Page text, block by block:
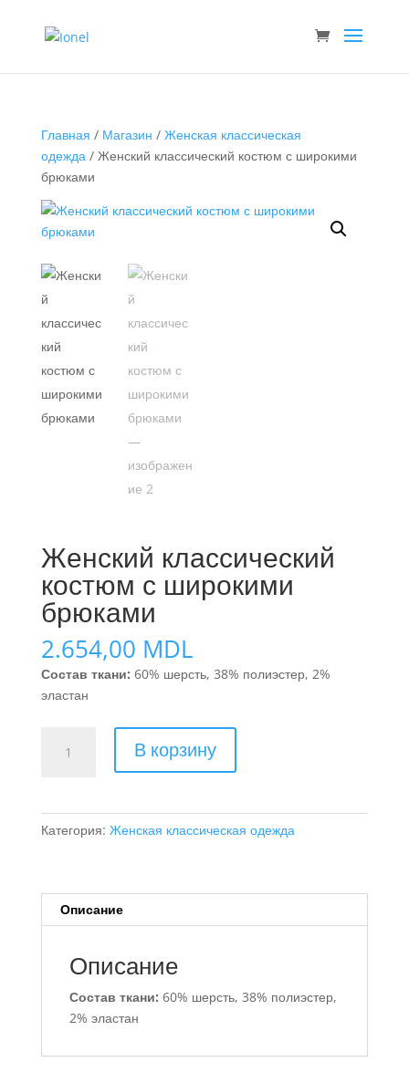
Главная / Магазин / Женская классическая
одежда/ Женский классический костюм с широкими
брюками
Женский классический
костюм с широкими
брюками
2.654,00 MDL
Состав ткани: 60% шерсть, 38% полиэстер, 2%
эластан
товара
В корзину
Категория: Женская классическая одежда
Описание
Описание
Состав ткани: 60% шерсть, 38% полиэстер,
2% эластан